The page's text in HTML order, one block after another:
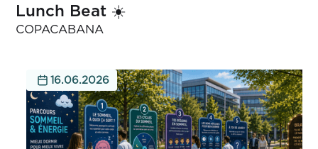
Lunch Beat ☀️
COPACABANA
16.06.2026